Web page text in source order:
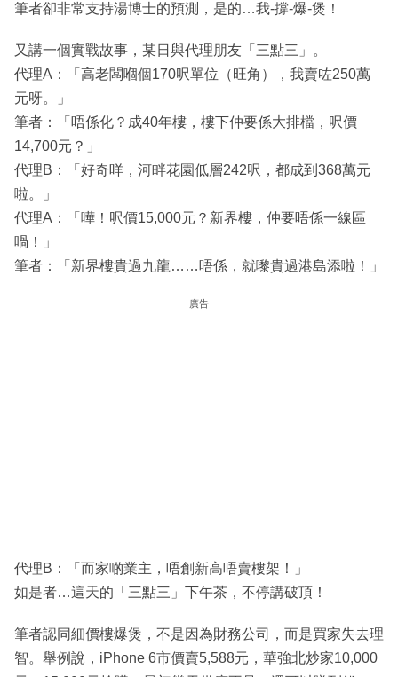
筆者卻非常支持湯博士的預測，是的…我-撐-爆-煲！
又講一個實戰故事，某日與代理朋友「三點三」。
代理A：「高老闆嗰個170呎單位（旺角），我賣咗250萬
元呀。」
筆者：「唔係化？成40年樓，樓下仲要係大排檔，呎價
14,700元？」
代理B：「好奇咩，河畔花園低層242呎，都成到368萬元
啦。」
代理A：「嘩！呎價15,000元？新界樓，仲要唔係一線區
喎！」
筆者：「新界樓貴過九龍……唔係，就嚟貴過港島添啦！」
廣告
代理B：「而家啲業主，唔創新高唔賣樓架！」
如是者…這天的「三點三」下午茶，不停講破頂！
筆者認同細價樓爆煲，不是因為財務公司，而是買家失去理
智。舉例說，iPhone 6市價賣5,588元，華強北炒家10,000